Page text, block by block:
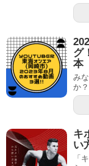
グ
本
み
か
キ
い
「